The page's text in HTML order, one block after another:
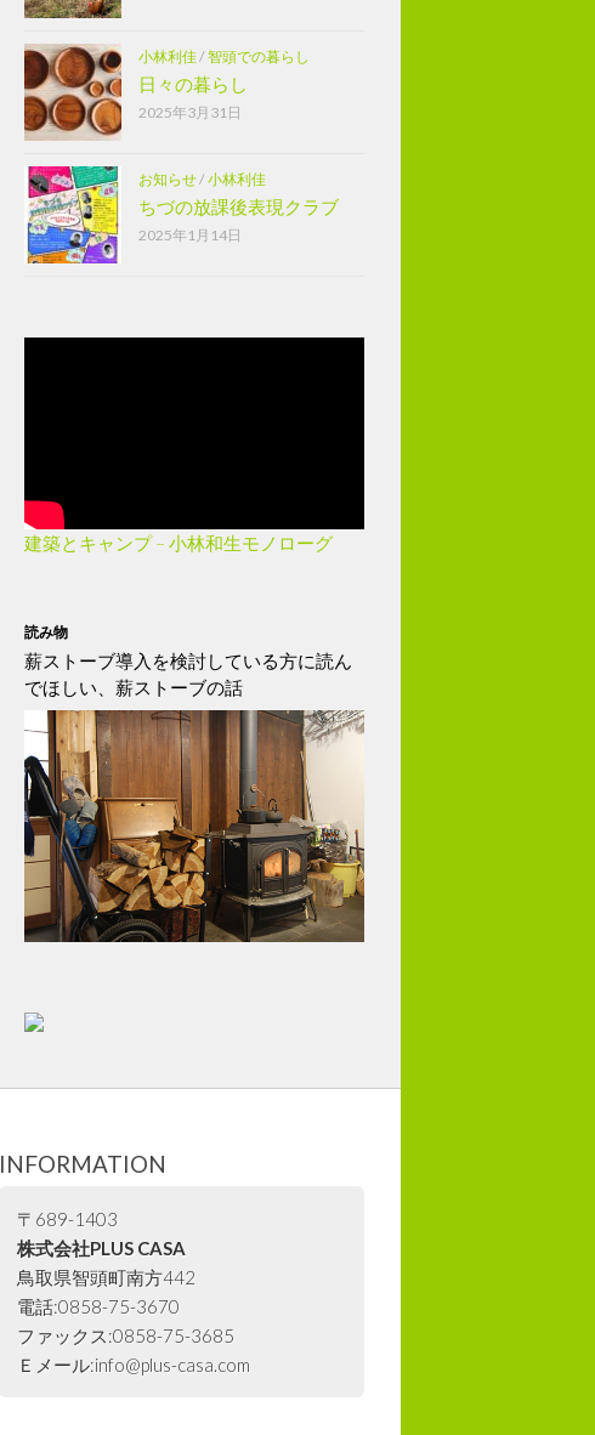
小林利佳/智頭での暮らし
日々の暮らし
2025年3月31日
お知らせ/小林利佳
ちづの放課後表現クラブ
2025年1月14日
建築とキャンプ – 小林和生モノローグ
読み物
薪ストーブ導入を検討している方に読ん
でほしい、薪ストーブの話
INFORMATION
〒689-1403
株式会社PLUS CASA
鳥取県智頭町南方442
電話:0858-75-3670
ファックス:0858-75-3685
Ｅメール:info@plus-casa.com